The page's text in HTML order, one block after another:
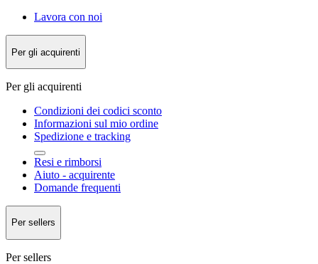
Lavora con noi
Per gli acquirenti
Per gli acquirenti
Condizioni dei codici sconto
Informazioni sul mio ordine
Spedizione e tracking
Resi e rimborsi
Aiuto - acquirente
Domande frequenti
Per sellers
Per sellers